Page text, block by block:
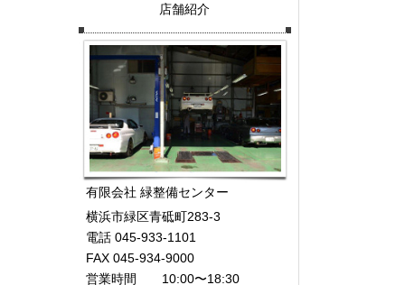
店舗紹介
有限会社 緑整備センター
横浜市緑区青砥町283-3
電話 045-933-1101
FAX 045-934-9000
営業時間 10:00〜18:30